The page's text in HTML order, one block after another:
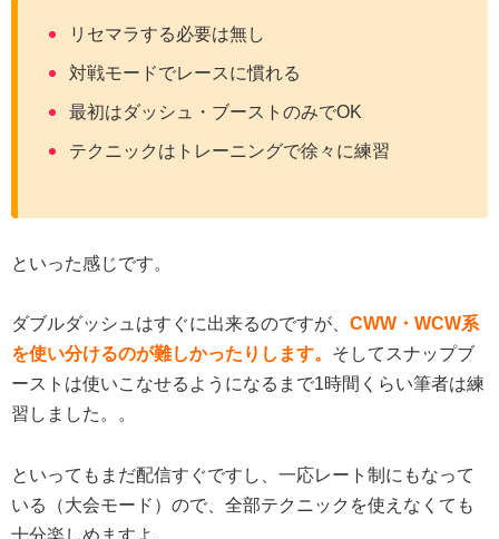
リセマラする必要は無し
対戦モードでレースに慣れる
最初はダッシュ・ブーストのみでOK
テクニックはトレーニングで徐々に練習
といった感じです。
ダブルダッシュはすぐに出来るのですが、 CWW・WCW系
を使い分けるのが難しかったりします。 そしてスナップブ
ーストは使いこなせるようになるまで1時間くらい筆者は練
習しました。。
といってもまだ配信すぐですし、一応レート制にもなって
いる（大会モード）ので、全部テクニックを使えなくても
十分楽しめますよ。